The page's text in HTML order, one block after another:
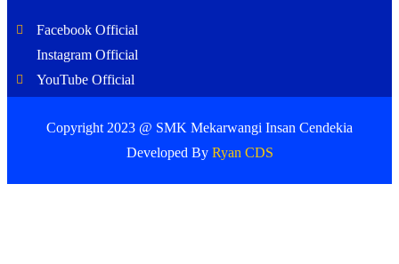
Facebook Official
Instagram Official
YouTube Official
Copyright 2023 @ SMK Mekarwangi Insan Cendekia
Developed By Ryan CDS